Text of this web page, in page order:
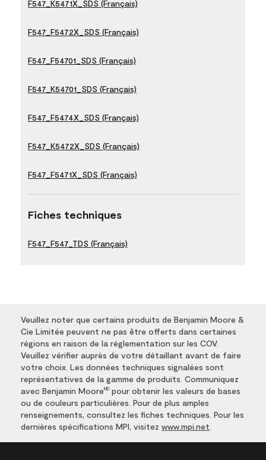
F547_K5471X_SDS (Français)
F547_F5472X_SDS (Français)
F547_F54701_SDS (Français)
F547_K54701_SDS (Français)
F547_F5474X_SDS (Français)
F547_K5472X_SDS (Français)
F547_F5471X_SDS (Français)
Fiches techniques
F547_F547_TDS (Français)
Veuillez noter que certains produits de Benjamin Moore &
Cie Limitée peuvent ne pas être offerts dans certaines
régions en raison de la réglementation sur les COV.
Veuillez vérifier auprès de votre détaillant avant de faire
votre choix. Les données techniques signalées sont
représentatives de la gamme de produits. Communiquez
avec Benjamin Moore MD pour obtenir les valeurs de bases
ou de couleurs particulières. Pour de plus amples
renseignements, consultez les fiches techniques. Pour les
dernières spécifications MPI, visitez www.mpi.net